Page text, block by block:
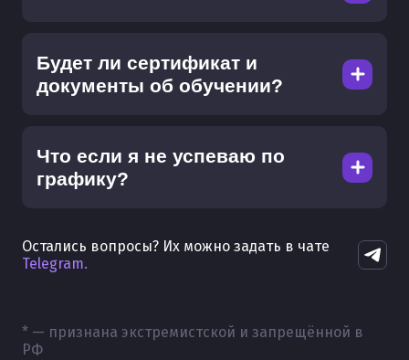
Будет ли сертификат и
документы об обучении?
Что если я не успеваю по
графику?
Остались вопросы? Их можно задать в чате
Telegram.
* — признана экстремистской и запрещённой в
РФ